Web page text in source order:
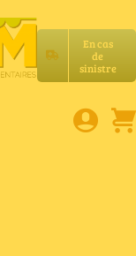
En cas
de
sinistre